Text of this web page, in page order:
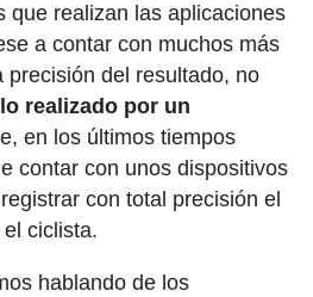
que realizan las aplicaciones
a contar con muchos más
precisión del resultado, no
realizado por un
en los últimos tiempos
contar con unos dispositivos
con total precisión el
ciclista.
hablando de los